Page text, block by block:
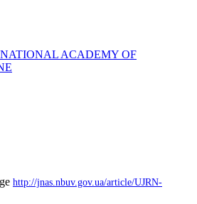
ACADEMY OF
http://jnas.nbuv.gov.ua/article/UJRN-